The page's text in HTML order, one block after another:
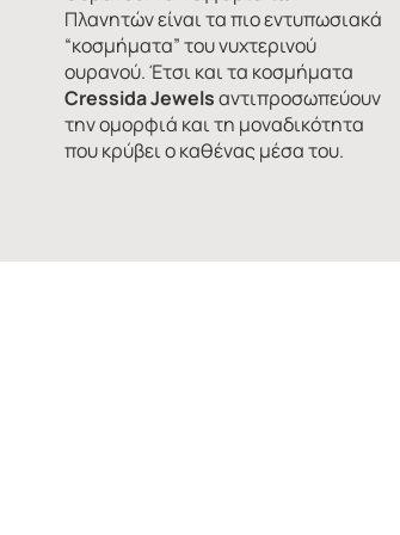
Πλανητών είναι τα πιο εντυπωσιακά
“κοσμήματα” του νυχτερινού
ουρανού. Έτσι και τα κοσμήματα
Cressida Jewelsαντιπροσωπεύουν
την ομορφιά και τη μοναδικότητα
που κρύβει ο καθένας μέσα του.